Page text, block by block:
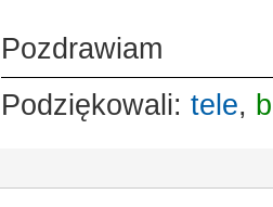
Pozdrawiam
Podziękowali: tele,